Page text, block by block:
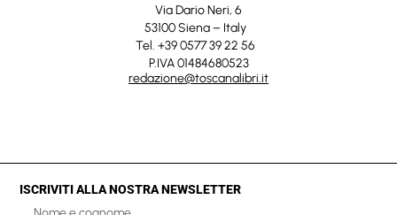
Via Dario Neri, 6
53100 Siena – Italy
Tel. +39 0577 39 22 56
P.IVA 01484680523
redazione@toscanalibri.it
ISCRIVITI ALLA NOSTRA NEWSLETTER